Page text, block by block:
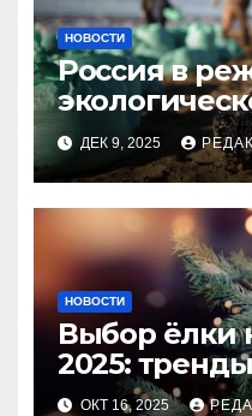
НОВОСТИ
Россия в
ДЕК 9, 2025
НОВОСТИ
Выбор ёлки
2025:
идеального
ОКТ 16, 2025